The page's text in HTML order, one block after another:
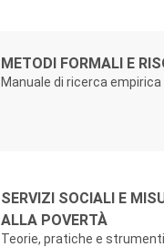
Autori:
Titolo:
METODI FORMALI E
Manuale di ricerca empirica
Autori:
Titolo:
SERVIZI SOCIALI E
ALLA POVERTÀ
Teorie, pratiche e